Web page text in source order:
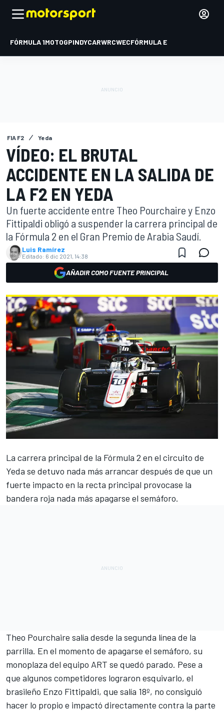
FÓRMULA 1MOTOGPINDYCARWRCWECFÓRMULA E
FIA F2 Yeda
VÍDEO: EL BRUTAL
ACCIDENTE EN LA SALIDA DE
LA F2 EN YEDA
Un fuerte accidente entre Theo Pourchaire y Enzo
Fittipaldi obligó a suspender la carrera principal de
la Fórmula 2 en el Gran Premio de Arabia Saudí.
Luis Ramírez
Editado: 6 dic 2021, 14:38
AÑADIR COMO FUENTE PRINCIPAL
La carrera principal de la Fórmula 2 en el circuito de
Yeda se detuvo nada más arrancar después de que un
fuerte impacto en la recta principal provocase la
bandera roja nada más apagarse el semáforo.
Theo Pourchaire salía desde la segunda línea de la
parrilla. En el momento de apagarse el semáforo, su
monoplaza del equipo ART se quedó parado. Pese a
que algunos competidores lograron esquivarlo, el
brasileño Enzo Fittipaldi, que salía 18º, no consiguió
hacer lo propio e impactó directamente contra la parte